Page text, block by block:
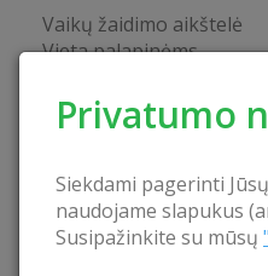
Privatumo
Siekdami pagerinti
naudojame slapukus
Susipažinkite su mūsų
Vaikų žaidimo aikštelė
Vieta palapinėms
Lieptas į vandens telkinį
Tinkama vieta
Pavėsinė
Maitinimo paslauga
Kubilas